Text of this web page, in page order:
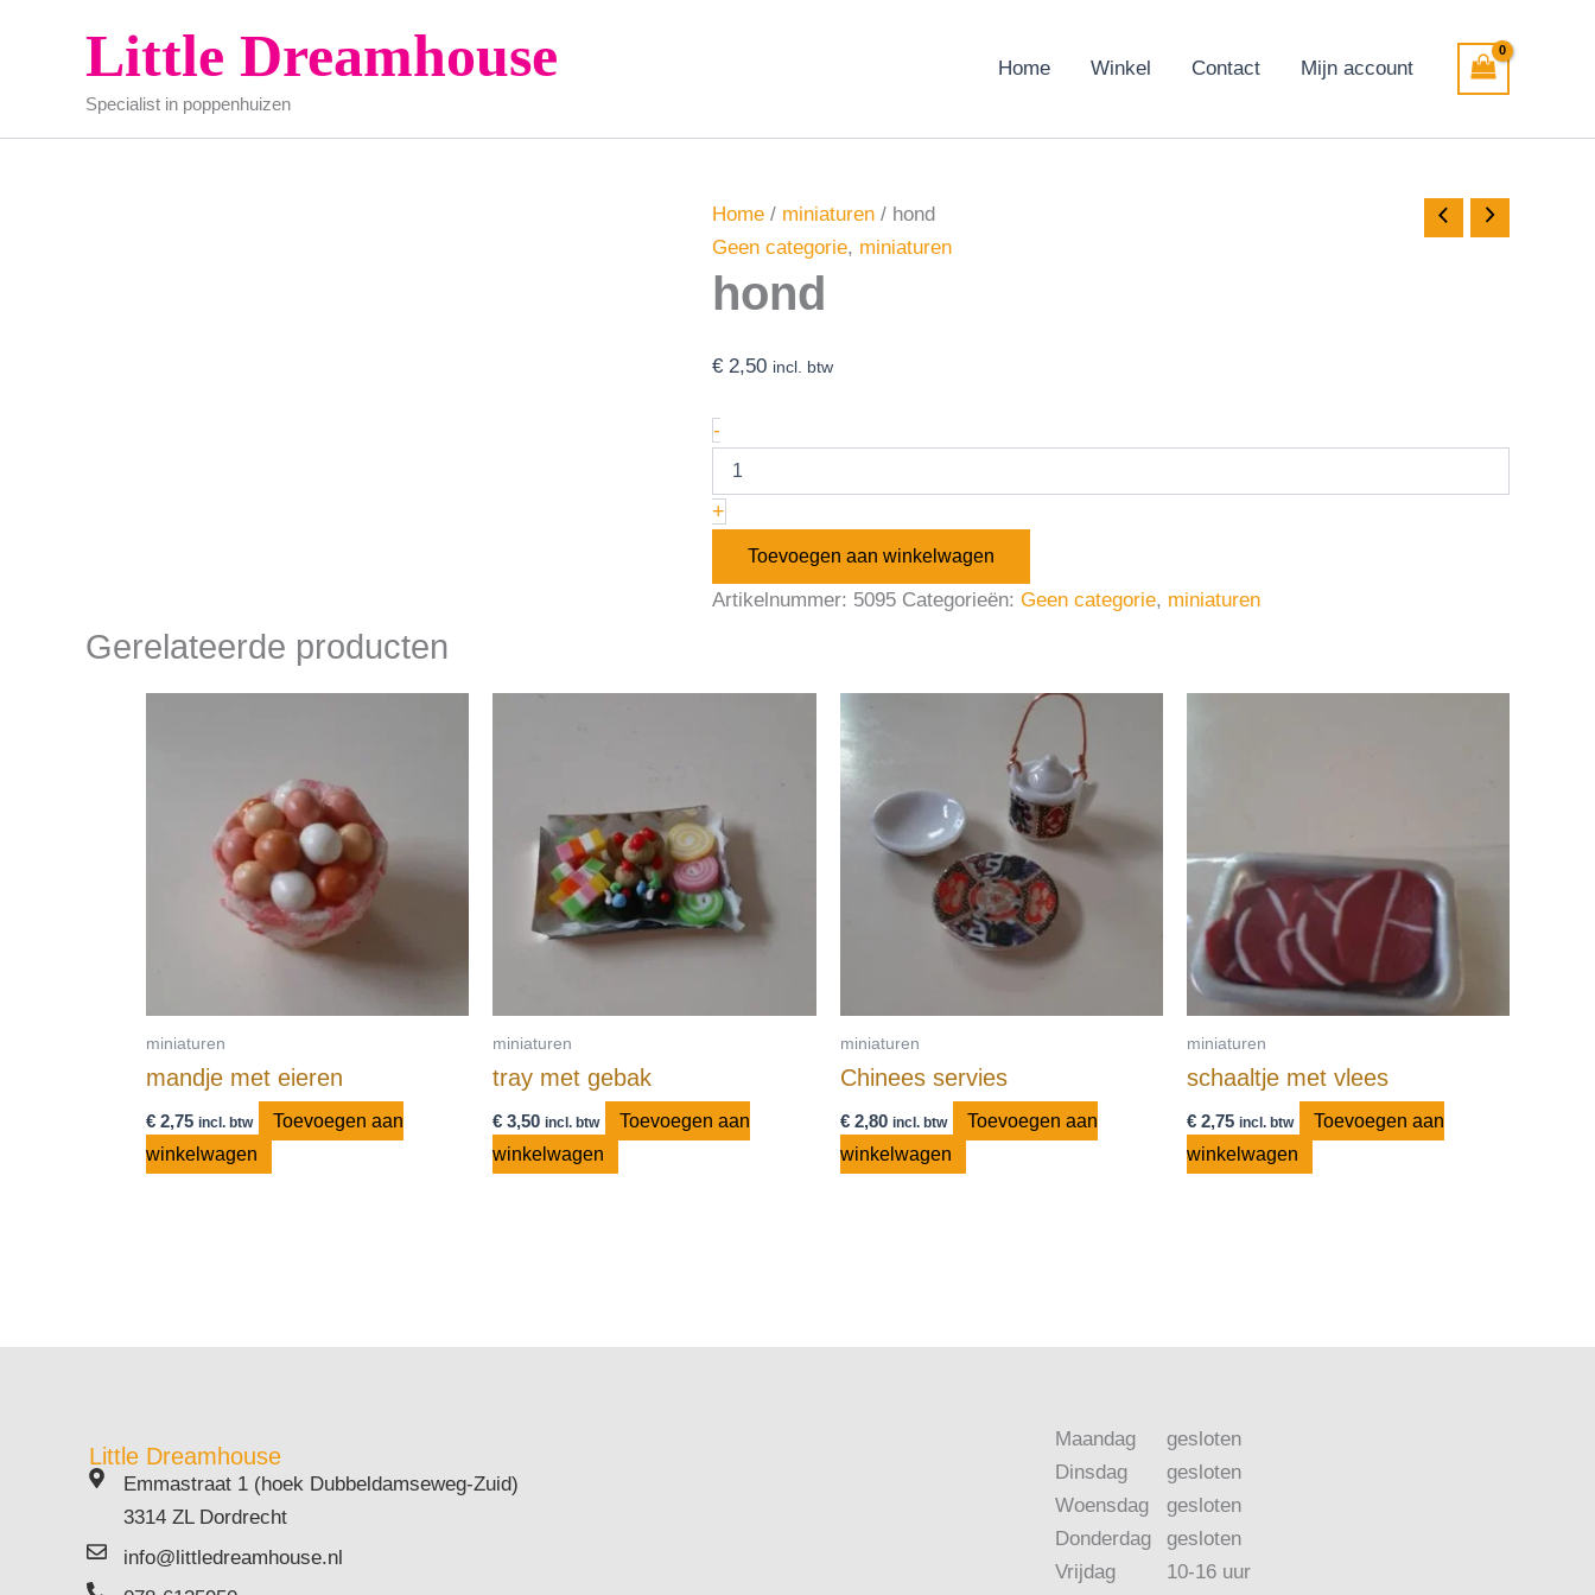
Little Dreamhouse
Specialist in poppenhuizen
Home Winkel Contact Mijn account
Home / miniaturen / hond
Geen categorie, miniaturen
hond
€ 2,50 incl. btw
-
+
Toevoegen aan winkelwagen
Artikelnummer: 5095 Categorieën: Geen categorie, miniaturen
Gerelateerde producten
miniaturen
mandje met eieren
€ 2,75 incl. btw
Toevoegen aan
winkelwagen
miniaturen
tray met gebak
€ 3,50 incl. btw
Toevoegen aan
winkelwagen
miniaturen
Chinees servies
€2,80 incl. btw
Toevoegen aan
winkelwagen
miniaturen
schaaltje met vlees
€2,75 incl. btw
Toevoegen aan
winkelwagen
Little Dreamhouse
Emmastraat 1 (hoek Dubbeldamseweg-Zuid)
3314 ZL Dordrecht
info@littledreamhouse.nl
Maandag
Dinsdag
Woensdag
Donderdag
Vrijdag
gesloten
gesloten
gesloten
gesloten
10-16 uur